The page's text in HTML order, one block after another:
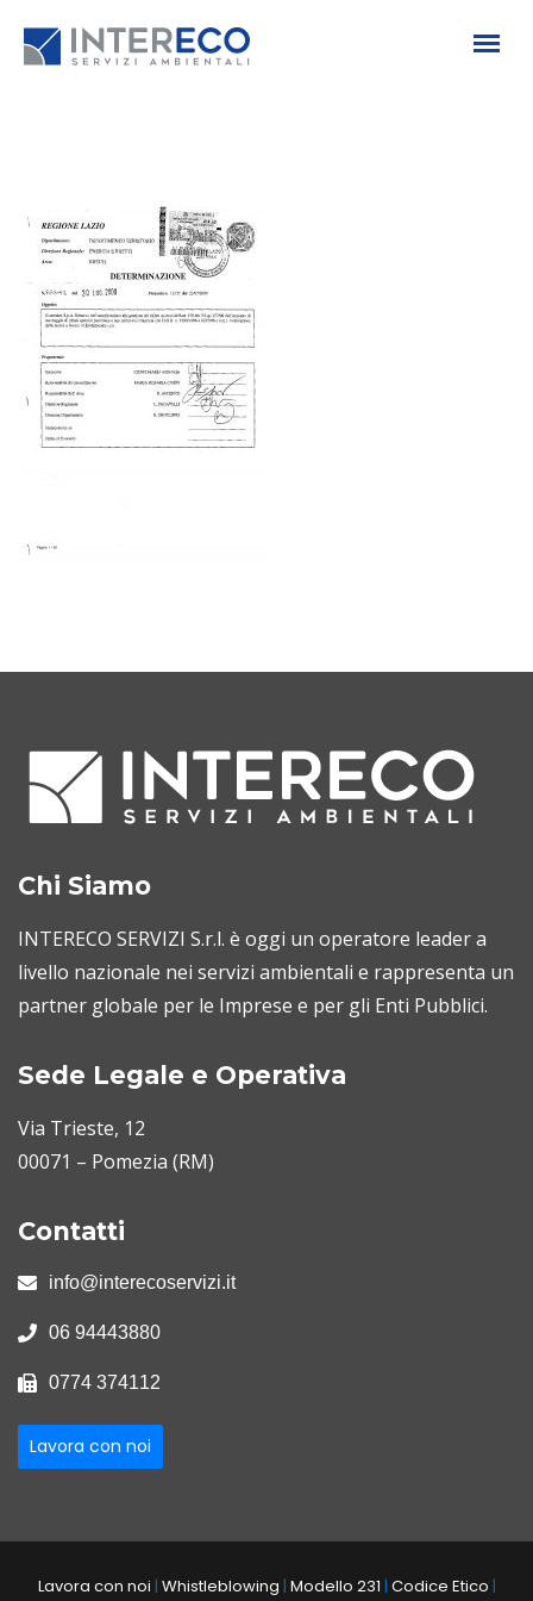
Chi Siamo
INTERECO SERVIZI S.r.l. è oggi un operatore leader a
livello nazionale nei servizi ambientali e rappresenta un
partner globale per le Imprese e per gli Enti Pubblici.
Sede Legale e Operativa
Via Trieste, 12
00071 – Pomezia (RM)
Contatti
info@interecoservizi.it
06 94443880
0774 374112
Lavora con noi
Lavora con noi | Whistleblowing | Modello 231 | Codice Etico |